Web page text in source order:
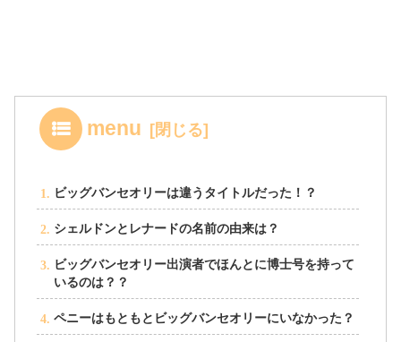
menu
ビッグバンセオリーは違うタイトルだった！？
シェルドンとレナードの名前の由来は？
ビッグバンセオリー出演者でほんとに博士号を持って
いるのは？？
ペニーはもともとビッグバンセオリーにいなかった？